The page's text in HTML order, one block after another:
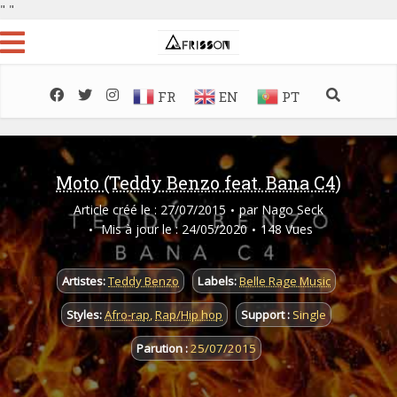
" "
FR EN PT
Moto (Teddy Benzo feat. Bana C4)
Article créé le : 27/07/2015 par Nago Seck
Mis à jour le : 24/05/2020
148 Vues
Artistes:Teddy Benzo Labels:Belle Rage Music
Styles:Afro-rap,Rap/Hip hop Support : Single
Parution :25/07/2015